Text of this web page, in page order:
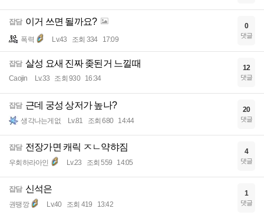
잡담 이거 쓰면 될까요?
폭력 Lv.43 조회 334 17:09
0
댓글
잡담 살성 요새 진짜 좆된거 느낄때
Caojin Lv.33 조회 930 16:34
12
댓글
잡담 근데 궁성 상저가 높나?
생각나는게없 Lv.81 조회 680 14:44
20
댓글
잡담 전장가면 캐릭 ㅈㄴ약햐짐
우회하라아인 Lv.23 조회 559 14:05
4
댓글
잡담 신석은
권땡깡 Lv.40 조회 419 13:42
1
댓글